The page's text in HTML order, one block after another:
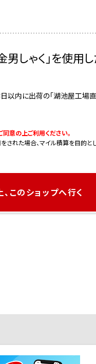
しゃく」を使用
以内に出荷の「湖池屋工場
同意の上ご利用ください。
れた場合、マイル積算を目的と
このショップへ行く